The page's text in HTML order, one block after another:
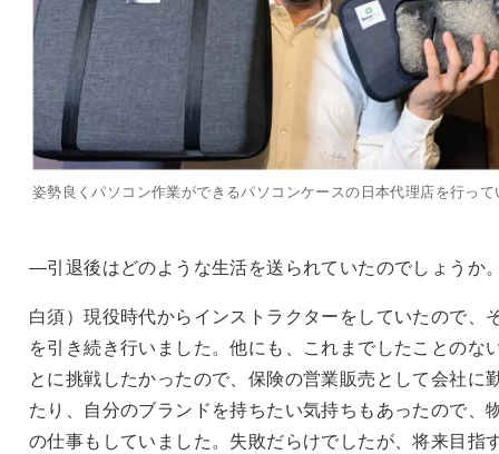
姿勢良くパソコン作業ができるパソコンケースの日本代理店を行って
―引退後はどのような生活を送られていたのでしょうか
白須）現役時代からインストラクターをしていたので、
を引き続き行いました。他にも、これまでしたことのな
とに挑戦したかったので、保険の営業販売として会社に
たり、自分のブランドを持ちたい気持ちもあったので、
の仕事もしていました。失敗だらけでしたが、将来目指